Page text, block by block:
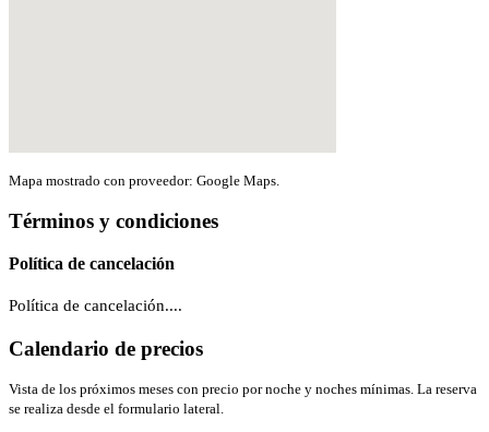
Mapa mostrado con proveedor: Google Maps.
Términos y condiciones
Política de cancelación
Política de cancelación....
Calendario de precios
Vista de los próximos meses con precio por noche y noches mínimas. La reserva
se realiza desde el formulario lateral.